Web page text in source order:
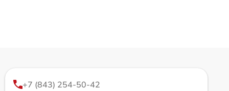
+7 (843) 254-50-42